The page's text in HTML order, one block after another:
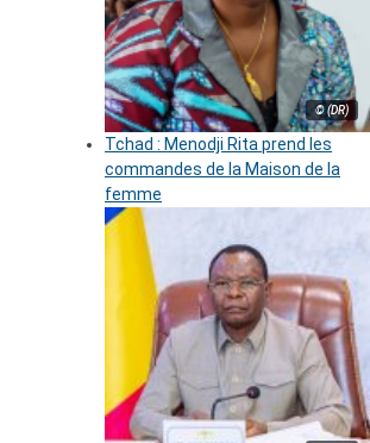
© (DR)
Tchad : Menodji Rita prend les
commandes de la Maison de la
femme